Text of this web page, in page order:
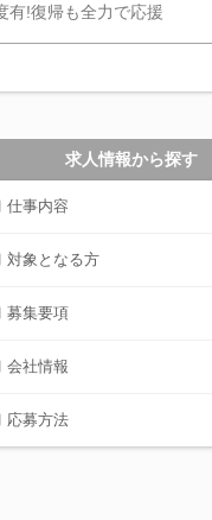
有!復帰も全力で応援
求人情報から探す
仕事内容
対象となる方
募集要項
会社情報
応募方法